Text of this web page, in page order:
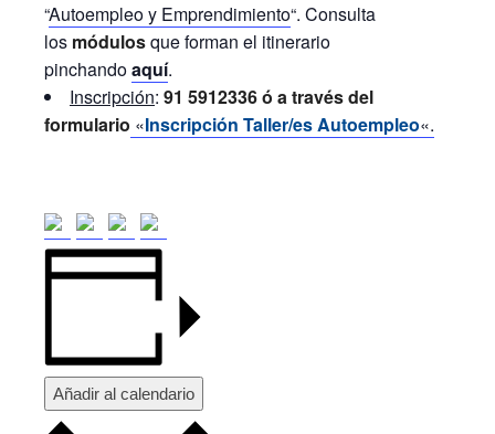
“Autoempleo y Emprendimiento“. Consulta
los módulosque forman el itinerario
pinchandoaquí.
Inscripción: 91 5912336 ó a través del
formulario «Inscripción Taller/es Autoempleo«.
Añadir al calendario